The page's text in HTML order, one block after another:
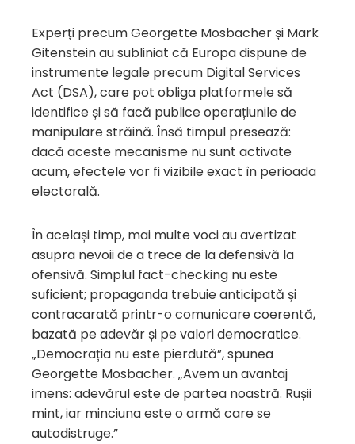
Experți precum Georgette Mosbacher și Mark
Gitenstein au subliniat că Europa dispune de
instrumente legale precum Digital Services
Act (DSA), care pot obliga platformele să
identifice și să facă publice operațiunile de
manipulare străină. Însă timpul presează:
dacă aceste mecanisme nu sunt activate
acum, efectele vor fi vizibile exact în perioada
electorală.
În același timp, mai multe voci au avertizat
asupra nevoii de a trece de la defensivă la
ofensivă. Simplul fact-checking nu este
suficient; propaganda trebuie anticipată și
contracarată printr-o comunicare coerentă,
bazată pe adevăr și pe valori democratice.
„Democrația nu este pierdută”, spunea
Georgette Mosbacher. „Avem un avantaj
imens: adevărul este de partea noastră. Rușii
mint, iar minciuna este o armă care se
autodistruge.”